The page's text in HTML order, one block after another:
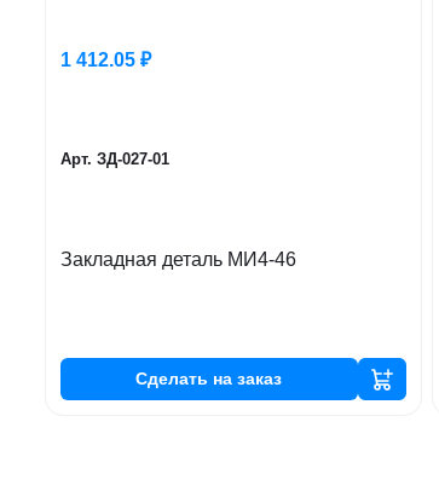
1 412.05 ₽
Арт. ЗД-027-01
Закладная деталь МИ4-46
Сделать на заказ